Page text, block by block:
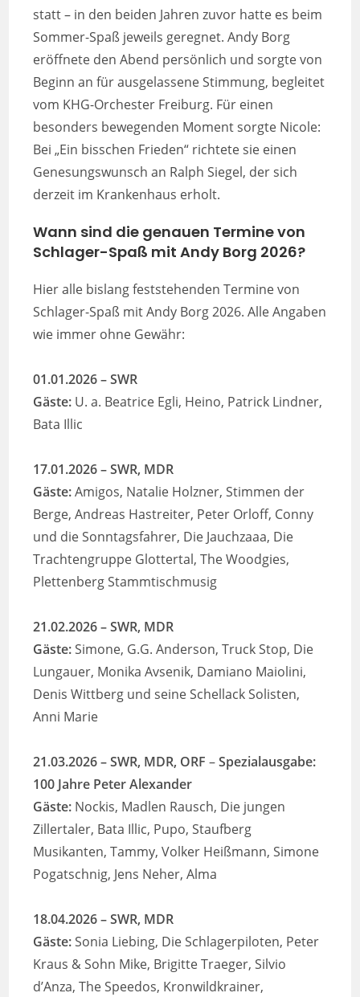
statt – in den beiden Jahren zuvor hatte es beim
Sommer-Spaß jeweils geregnet. Andy Borg
eröffnete den Abend persönlich und sorgte von
Beginn an für ausgelassene Stimmung, begleitet
vom KHG-Orchester Freiburg. Für einen
besonders bewegenden Moment sorgte Nicole:
Bei „Ein bisschen Frieden“ richtete sie einen
Genesungswunsch an Ralph Siegel, der sich
derzeit im Krankenhaus erholt.
Wann sind die genauen Termine von
Schlager-Spaß mit Andy Borg 2026?
Hier alle bislang feststehenden Termine von
Schlager-Spaß mit Andy Borg 2026. Alle Angaben
wie immer ohne Gewähr:
01.01.2026– SWR
Gäste: U. a. Beatrice Egli, Heino, Patrick Lindner,
Bata Illic
17.01.2026– SWR, MDR
Gäste:Amigos, Natalie Holzner, Stimmen der
Berge, Andreas Hastreiter, Peter Orloff, Conny
und die Sonntagsfahrer, Die Jauchzaaa, Die
Trachtengruppe Glottertal, The Woodgies,
Plettenberg Stammtischmusig
21.02.2026– SWR, MDR
Gäste:Simone, G.G. Anderson, Truck Stop, Die
Lungauer, Monika Avsenik, Damiano Maiolini,
Denis Wittberg und seine Schellack Solisten,
Anni Marie
21.03.2026– SWR, MDR, ORF –Spezialausgabe:
100 Jahre Peter Alexander
Gäste: Nockis, Madlen Rausch, Die jungen
Zillertaler, Bata Illic, Pupo, Staufberg
Musikanten, Tammy, Volker Heißmann, Simone
Pogatschnig, Jens Neher, Alma
18.04.2026– SWR, MDR
Gäste:Sonia Liebing, Die Schlagerpiloten, Peter
Kraus & Sohn Mike, Brigitte Traeger, Silvio
d’Anza, The Speedos, Kronwildkrainer,